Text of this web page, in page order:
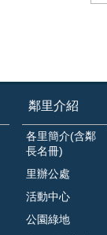
鄰里介紹
各里簡介(含鄰
長名冊)
里辦公處
活動中心
公園綠地